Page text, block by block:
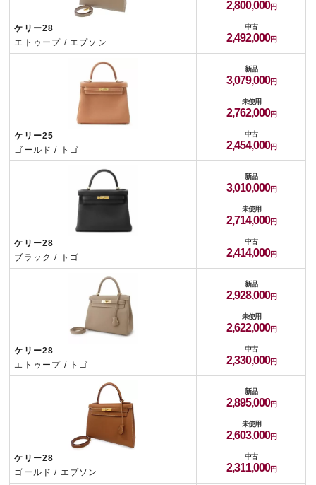
ケリー28
エトゥープ / エプソン
2,800,000
中古
2,492,000
ケリー25
ゴールド / トゴ
新品
3,079,000
未使用
2,762,000
中古
2,454,000
ケリー28
ブラック / トゴ
新品
3,010,000
未使用
2,714,000
中古
2,414,000
ケリー28
エトゥープ / トゴ
新品
2,928,000
未使用
2,622,000
中古
2,330,000
ケリー28
ゴールド / エプソン
新品
2,895,000
未使用
2,603,000
中古
2,311,000